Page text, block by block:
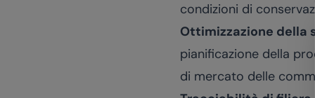
condizioni di
Ottimizzazione della
pianificazione della
di mercato delle